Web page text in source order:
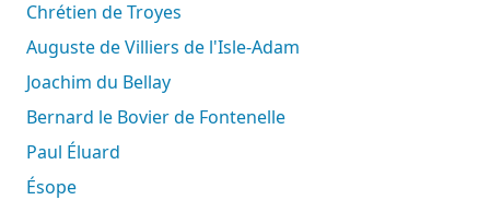
Chrétien de Troyes
Auguste de Villiers de l'Isle-Adam
Joachim du Bellay
Bernard le Bovier de Fontenelle
Paul Éluard
Ésope